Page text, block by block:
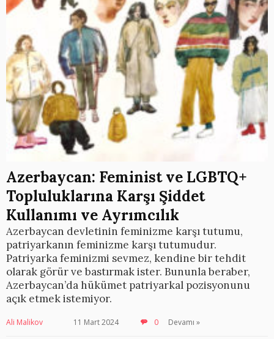
Azerbaycan: Feminist ve LGBTQ+
Topluluklarına Karşı Şiddet
Kullanımı ve Ayrımcılık
Azerbaycan devletinin feminizme karşı tutumu,
patriyarkanın feminizme karşı tutumudur.
Patriyarka feminizmi sevmez, kendine bir tehdit
olarak görür ve bastırmak ister. Bununla beraber,
Azerbaycan’da hükümet patriyarkal pozisyonunu
açık etmek istemiyor.
Ali Malikov 11 Mart 2024 0 Devamı »